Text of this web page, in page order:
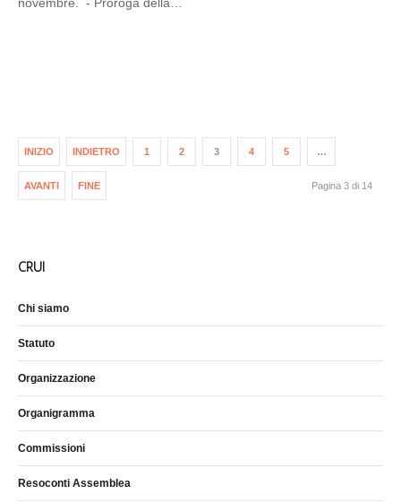
INIZIO INDIETRO 1 2 3 4 5 …
AVANTI FINE Pagina 3 di 14
CRUI
Chi siamo
Statuto
Organizzazione
Organigramma
Commissioni
Resoconti Assemblea